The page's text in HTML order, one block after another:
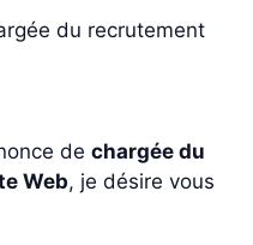
du recrutement
de chargée du
Web, je désire vous